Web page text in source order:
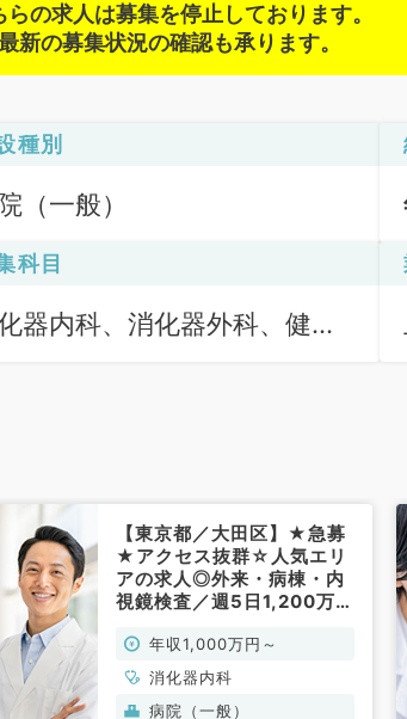
らの求人は募集を停止しております。
新の募集状況の確認も承ります。
種別
（一般）
科目
器内科、消化器外科、健
【東京都／大田区】★急募
★アクセス抜群☆人気エリ
アの求人◎外来・病棟・内
視鏡検査／週5日1,200万円
内科／常勤）
年収1,000万円～
消化器内科
病院（一般）